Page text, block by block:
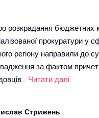
розкрадання бюджетних
прокуратури у
регіону направили до
за фактом
Читати далі
Стрижень